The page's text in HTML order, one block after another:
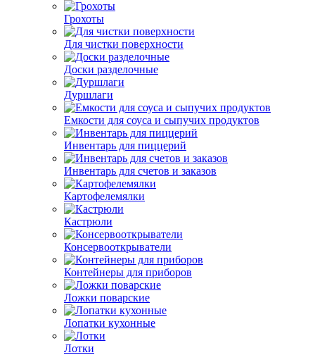
Грохоты
Для чистки поверхности
Доски разделочные
Дуршлаги
Емкости для соуса и сыпучих продуктов
Инвентарь для пиццерий
Инвентарь для счетов и заказов
Картофелемялки
Кастрюли
Консервооткрыватели
Контейнеры для приборов
Ложки поварские
Лопатки кухонные
Лотки